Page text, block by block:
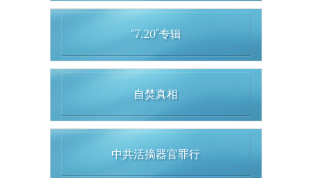
“7.20”专辑
自焚真相
中共活摘器官罪行